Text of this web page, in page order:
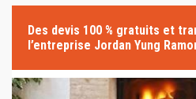
Des devis 100 % gratuits et
l’entreprise Jordan Yung